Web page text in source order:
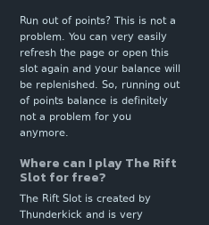
Run out of points? This is not a
problem. You can very easily
refresh the page or open this
slot again and your balance will
be replenished. So, running out
of points balance is definitely
not a problem for you
anymore.
Where can I play The Rift
Slot for free?
The Rift Slot is created by
Thunderkick and is very